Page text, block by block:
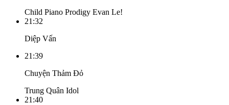
Child Piano Prodigy Evan Le!
21:32
Diệp Vấn
21:39
Chuyện Thảm Đỏ
Trung Quân Idol
21:40